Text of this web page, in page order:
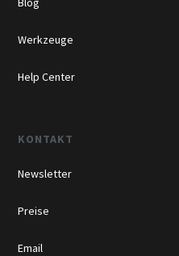
Werkzeuge
Help Center
KONTAKT
Newsletter
Preise
Email